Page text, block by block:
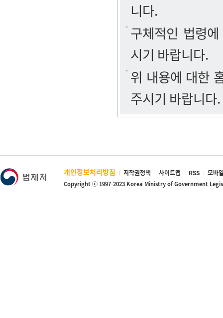
니다.
구체적인 법령
시기 바랍니다.
위 내용에 대한
주시기 바랍니다.
개인정보처리방침 저작권정책 사이트맵 RSS 모바
Copyright ⓒ 1997-2023 Korea Ministry of Government